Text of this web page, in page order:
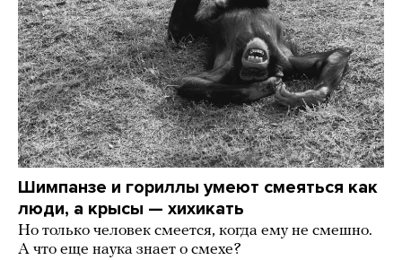
Шимпанзе и гориллы умеют смеяться как
люди, а крысы — хихикать
Но только человек смеется, когда ему не смешно.
А что еще наука знает о смехе?